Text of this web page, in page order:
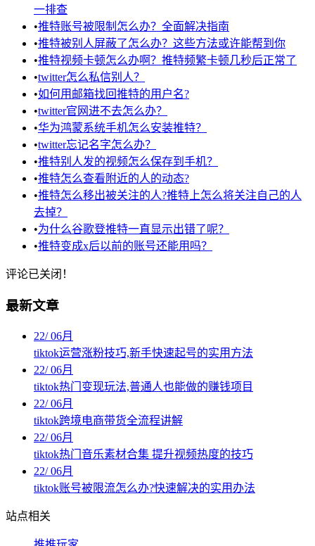
一排查
•推特账号被限制怎么办？全面解决指南
•推特被别人屏蔽了怎么办？这些方法或许能帮到你
•推特视频卡顿怎么办啊？推特频繁卡顿几秒后正常了
•twitter怎么私信别人？
•如何用邮箱找回推特的用户名?
•twitter官网进不去怎么办？
•华为鸿蒙系统手机怎么安装推特？
•twitter忘记名字怎么办？
•推特别人发的视频怎么保存到手机？
•推特怎么查看附近的人的动态?
•推特怎么移出被关注的人?推特上怎么将关注自己的人
去掉？
•为什么谷歌登推特一直显示出错了呢？
•推特变成x后以前的账号还能用吗？
评论已关闭！
最新文章
22/06月
tiktok运营涨粉技巧,新手快速起号的实用方法
22/06月
tiktok热门变现玩法,普通人也能做的赚钱项目
22/06月
tiktok跨境电商带货全流程讲解
22/06月
tiktok热门音乐素材合集 提升视频热度的技巧
22/06月
tiktok账号被限流怎么办?快速解决的实用办法
站点相关